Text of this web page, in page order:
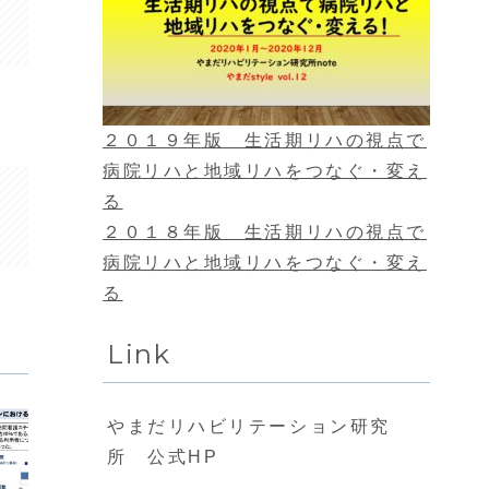
２０１９年版 生活期リハの視点で
病院リハと地域リハをつなぐ・変え
る
２０１８年版 生活期リハの視点で
病院リハと地域リハをつなぐ・変え
る
Link
やまだリハビリテーション研究
所 公式HP